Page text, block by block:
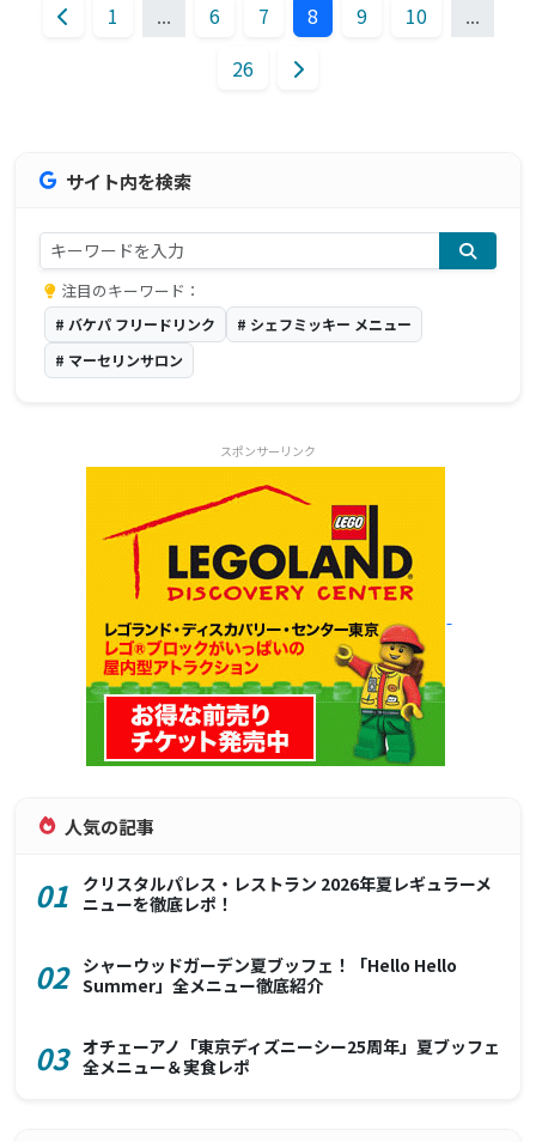
1 ... 6 7 8 9 10
...
26
サイト内を検索
注目のキーワード：
# バケパ フリードリンク
# シェフミッキー メニュー
# マーセリンサロン
スポンサーリンク
人気の記事
01
クリスタルパレス・レストラン 2026年夏レギュラーメ
ニューを徹底レポ！
02
シャーウッドガーデン夏ブッフェ！「Hello Hello
Summer」全メニュー徹底紹介
03 オチェーアノ「東京ディズニーシー25周年」夏ブッフェ
全メニュー＆実食レポ